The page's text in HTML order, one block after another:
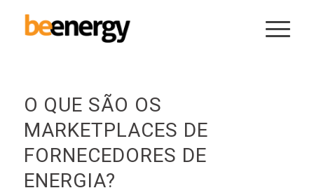
O QUE SÃO OS
MARKETPLACES DE
FORNECEDORES DE
ENERGIA?